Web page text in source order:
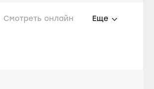
Смотреть онлайн Еще